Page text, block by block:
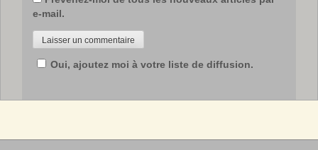
e-mail.
Oui, ajoutez moi à votre liste de diffusion.